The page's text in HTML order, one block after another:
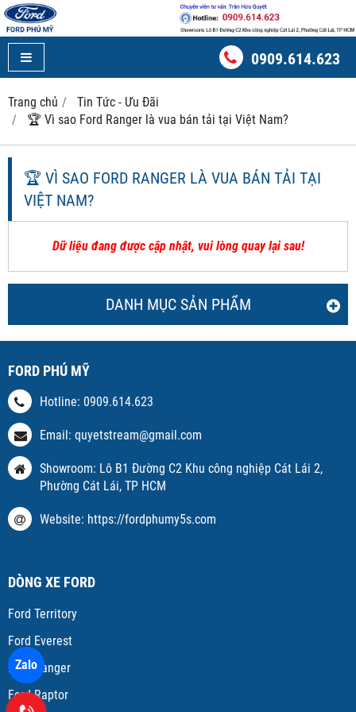
0909.614.623
Trang chủ
Tin Tức - Ưu Đãi
🏆 Vì sao Ford Ranger là vua bán tải tại Việt Nam?
DANH MỤC SẢN PHẨM
🏆 VÌ SAO FORD RANGER LÀ VUA BÁN TẢI TẠI
VIỆT NAM?
Dữ liệu đang được cập nhật, vui lòng quay lại sau!
FORD PHÚ MỸ
Hotline: 0909.614.623
Email: quyetstream@gmail.com
Showroom: Lô B1 Đường C2 Khu công nghiệp Cát Lái 2,
Phường Cát Lái, TP HCM
Website: https://fordphumy5s.com
DÒNG XE FORD
Ford Territory
Ford Everest
Ford Ranger
Ford Raptor
Zalo